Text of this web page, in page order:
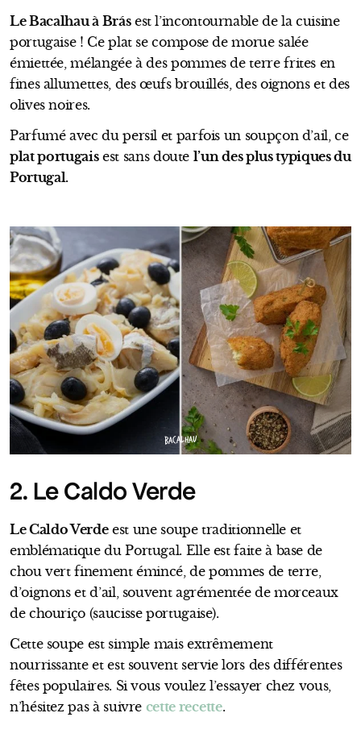
Le Bacalhau à Brásest l’incontournable de la cuisine
portugaise ! Ce plat se compose de morue salée
émiettée, mélangée à des pommes de terre frites en
fines allumettes, des œufs brouillés, des oignons et des
olives noires.
Parfumé avec du persil et parfois un soupçon d’ail, ce
plat portugaisest sans doute l’un des plus typiques du
Portugal.
BACALHAU
2. Le Caldo Verde
Le Caldo Verdeest une soupe traditionnelle et
emblématique du Portugal. Elle est faite à base de
chou vert finement émincé, de pommes de terre,
d’oignons et d’ail, souvent agrémentée de morceaux
de chouriço (saucisse portugaise).
Cette soupe est simple mais extrêmement
nourrissante et est souvent servie lors des différentes
fêtes populaires. Si vous voulez l’essayer chez vous,
n’hésitez pas à suivre cette recette.